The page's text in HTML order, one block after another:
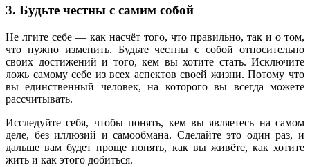
3. Будьте честны с самим собой
Не лгите себе — как насчёт того, что правильно, так и о том,
что нужно изменить. Будьте честны с собой относительно
своих достижений и того, кем вы хотите стать. Исключите
ложь самому себе из всех аспектов своей жизни. Потому что
вы единственный человек, на которого вы всегда можете
рассчитывать.
Исследуйте себя, чтобы понять, кем вы являетесь на самом
деле, без иллюзий и самообмана. Сделайте это один раз, и
дальше вам будет проще понять, как вы живёте, как хотите
жить и как этого добиться.